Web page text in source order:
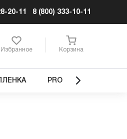
20-11 8 (800) 333-10-11
Избранное Корзина
ПЛЕНКА PRO